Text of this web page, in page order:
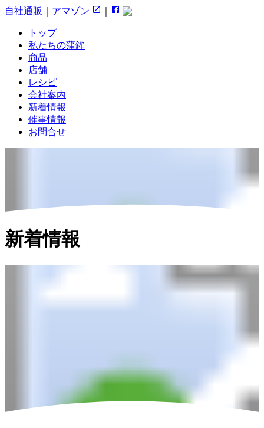
自社通販 アマゾン
トップ
私たちの蒲鉾
商品
店舗
レシピ
会社案内
新着情報
催事情報
お問合せ
新着情報